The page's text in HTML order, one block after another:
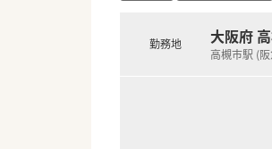
■高槻駅駅
■面対応薬
勤務地 大阪府
高槻市駅 (